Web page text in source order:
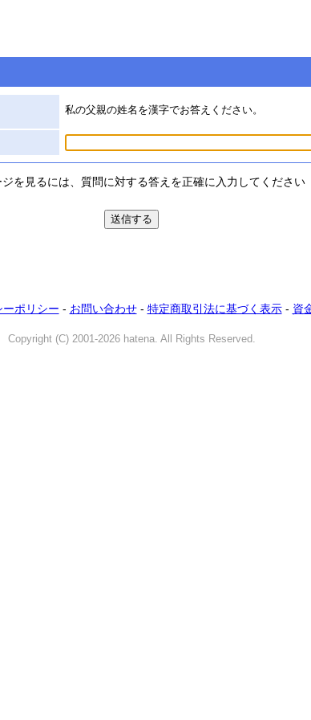
私の父親の姓名を漢字でお答えください。
ジを見るには、質問に対する答えを正確に入力してください
ーポリシー - お問い合わせ- 特定商取引法に基づく表示- 資
Copyright (C) 2001-2026 hatena. All Rights Reserved.